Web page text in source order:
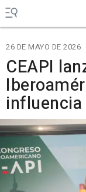
26 DE MAYO DE 2026
CEAPI